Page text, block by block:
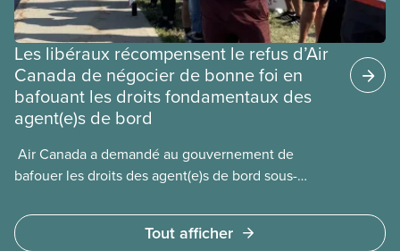
Les libéraux récompensent le refus d’Air
Canada de négocier de bonne foi en
bafouant les droits fondamentaux des
agent(e)s de bord
​ Air Canada a demandé au gouvernement de
bafouer les droits des agent(e)s de bord sous-
ministre de l’Emploi, Patty Hajdu, n’a attendu que
quelques heures pour accéder à cette demande de
Tout afficher